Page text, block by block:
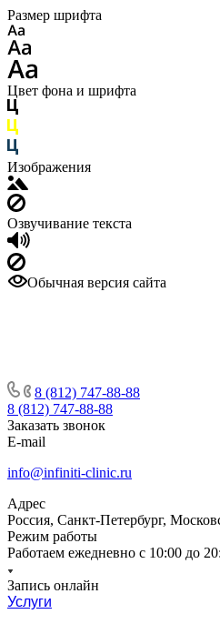
Размер шрифта
Цвет фона и шрифта
Изображения
Озвучивание текста
Обычная версия сайта
8 (812) 747-88-88
8 (812) 747-88-88
Заказать звонок
E-mail
info@infiniti-clinic.ru
Адрес
Россия, Санкт-Петербург,
Режим работы
Работаем ежедневно с 10:00 до
Запись онлайн
Услуги